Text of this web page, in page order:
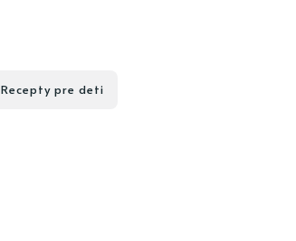
Recepty pre deti